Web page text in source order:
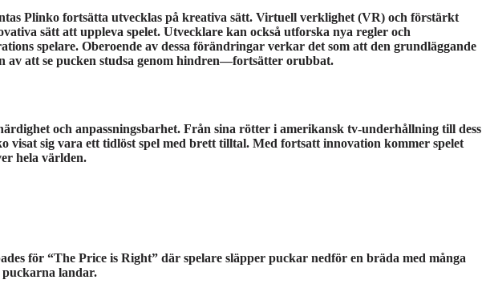
Plinko fortsätta utvecklas på kreativa sätt. Virtuell verklighet (VR) och förstärkt
sätt att uppleva spelet. Utvecklare kan också utforska nya regler och
spelare. Oberoende av dessa förändringar verkar det som att den grundläggande
att se pucken studsa genom hindren—fortsätter orubbat.
och anpassningsbarhet. Från sina rötter i amerikansk tv-underhållning till dess
visat sig vara ett tidlöst spel med brett tilltal. Med fortsatt innovation kommer spelet
hela världen.
för “The Price is Right” där spelare släpper puckar nedför en bräda med många
landar.